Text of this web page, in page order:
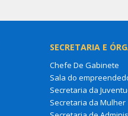
SECRETARIA E
Chefe De Gabinete
Sala do
Secretaria da
Secretaria da Mulher